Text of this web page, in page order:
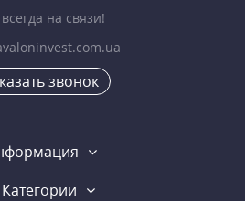
на связи!
звонок
Категории